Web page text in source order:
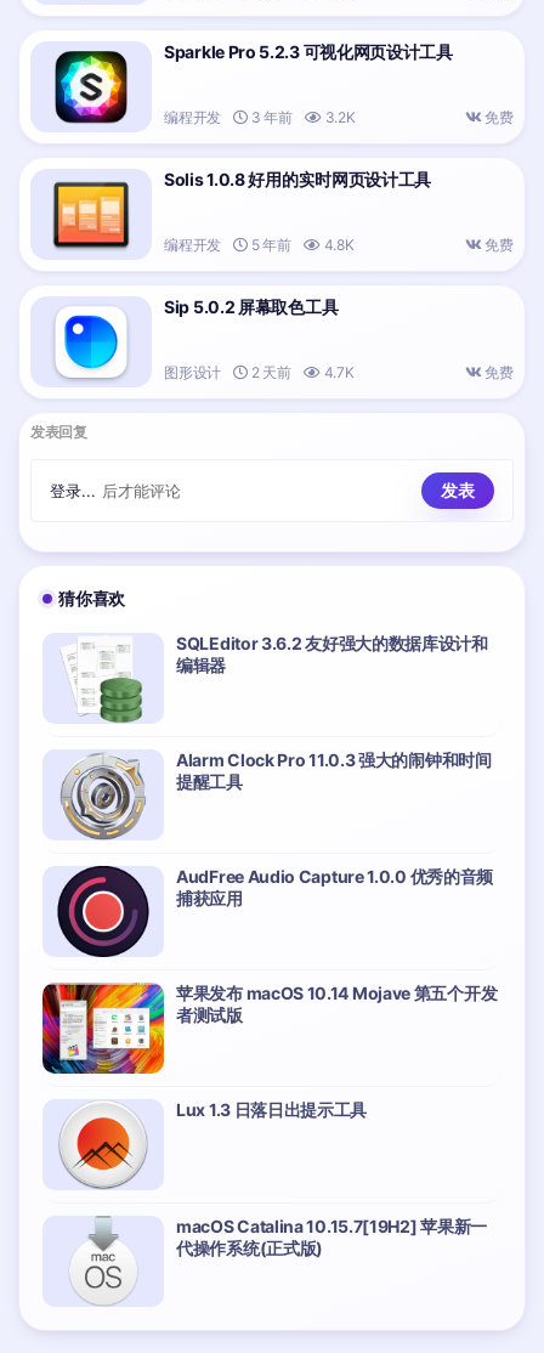
Sparkle Pro 5.2.3 可视化网页设计工具
编程开发 3 年前 3.2K 免费
Solis 1.0.8 好用的实时网页设计工具
编程开发 5 年前 4.8K 免费
Sip 5.0.2 屏幕取色工具
图形设计 2 天前 4.7K 免费
发表回复
登录... 后才能评论
猜你喜欢
SQLEditor 3.6.2 友好强大的数据库设计和
编辑器
Alarm Clock Pro 11.0.3 强大的闹钟和时间
提醒工具
AudFree Audio Capture 1.0.0 优秀的音频
捕获应用
苹果发布 macOS 10.14 Mojave 第五个开发
者测试版
Lux 1.3 日落日出提示工具
macOS Catalina 10.15.7[19H2] 苹果新一
代操作系统(正式版)